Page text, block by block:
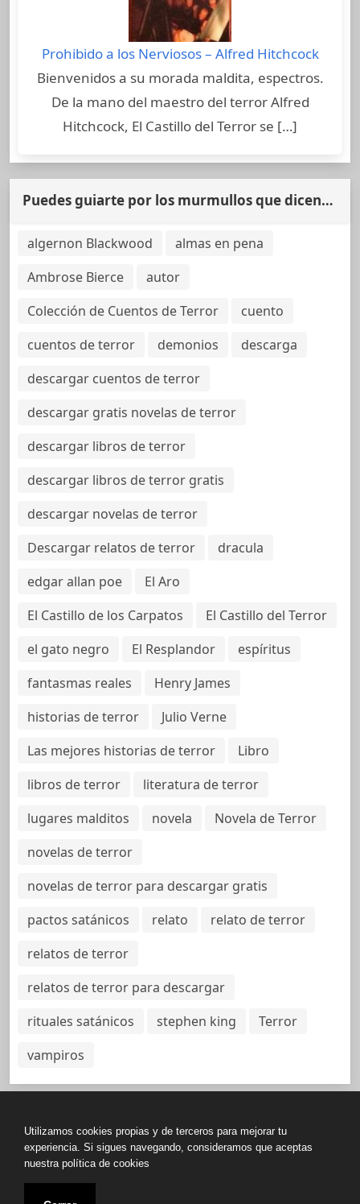
Prohibido a los Nerviosos – Alfred Hitchcock
Bienvenidos a su morada maldita, espectros.
De la mano del maestro del terror Alfred
Hitchcock, El Castillo del Terror se […]
Puedes guiarte por los murmullos que dicen…
algernon Blackwood
almas en pena
Ambrose Bierce
autor
Colección de Cuentos de Terror
cuento
cuentos de terror
demonios
descarga
descargar cuentos de terror
descargar gratis novelas de terror
descargar libros de terror
descargar libros de terror gratis
descargar novelas de terror
Descargar relatos de terror
dracula
edgar allan poe
El Aro
El Castillo de los Carpatos
El Castillo del Terror
el gato negro
El Resplandor
espíritus
fantasmas reales
Henry James
historias de terror
Julio Verne
Las mejores historias de terror
Libro
libros de terror
literatura de terror
lugares malditos
novela
Novela de Terror
novelas de terror
novelas de terror para descargar gratis
pactos satánicos
relato
relato de terror
relatos de terror
relatos de terror para descargar
rituales satánicos
stephen king
Terror
vampiros
Política de Privacidad
Copyright © All rights reserved.
Utilizamos cookies propias y de terceros para mejorar tu
experiencia. Si sigues navegando, consideramos que aceptas
nuestra política de cookies